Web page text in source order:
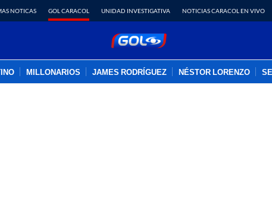
NOTICAS GOL CARACOL UNIDAD INVESTIGATIVA NOTICIAS CARACOL EN VIVO
MILLONARIOS JAMES RODRÍGUEZ NÉSTOR LORENZO